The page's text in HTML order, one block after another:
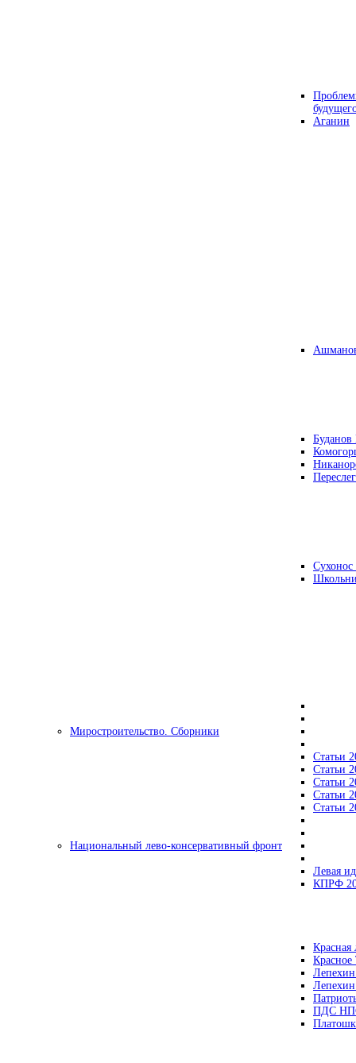
Аганин
Буданов
Миростроительство. Сборники
Статьи
Статьи
Статьи
Статьи
Статьи
Национальный лево-консервативный фронт
Левая
КПРФ
Красная
ПДС